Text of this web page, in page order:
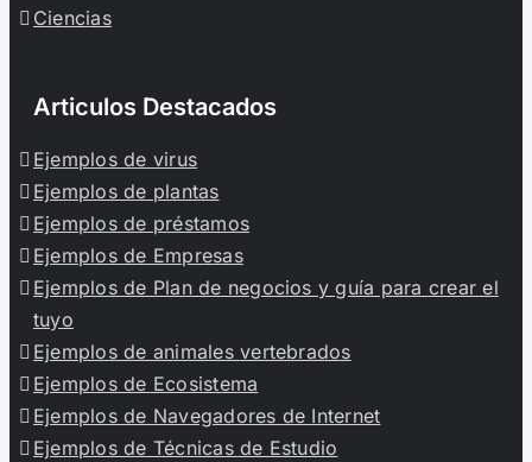
Ciencias
Articulos Destacados
Ejemplos de virus
Ejemplos de plantas
Ejemplos de préstamos
Ejemplos de Empresas
Ejemplos de Plan de negocios y guía para crear el
tuyo
Ejemplos de animales vertebrados
Ejemplos de Ecosistema
Ejemplos de Navegadores de Internet
Ejemplos de Técnicas de Estudio